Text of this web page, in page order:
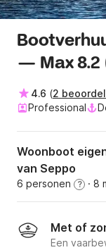
— Max 8.2
4.6 (2
Professional
Woonboot
van Seppo
6 personen ? · 8
Met of
Een